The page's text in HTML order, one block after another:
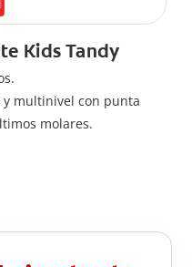
Kids Tandy
y multinivel con punta
molares.